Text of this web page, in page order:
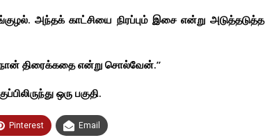
அந்தக் காட்சியை நிரப்பும் இசை என்று அடுத்தடுத்த
திரைக்கதை என்று சொல்வேன்.”
ஒரு பகுதி.
Pinterest Email